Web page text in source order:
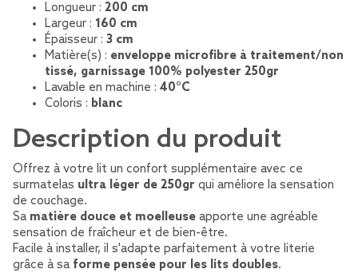
Longueur : 200 cm
Largeur : 160 cm
Épaisseur : 3 cm
Matière(s) : enveloppe microfibre à traitement/non
tissé, garnissage 100% polyester 250gr
Lavable en machine : 40°C
Coloris : blanc
Description du produit
Offrez à votre lit un confort supplémentaire avec ce
surmatelas ultra léger de 250gr qui améliore la sensation
de couchage.
Sa matière douce et moelleuse apporte une agréable
sensation de fraîcheur et de bien-être.
Facile à installer, il s'adapte parfaitement à votre literie
grâce à sa forme pensée pour les lits doubles.